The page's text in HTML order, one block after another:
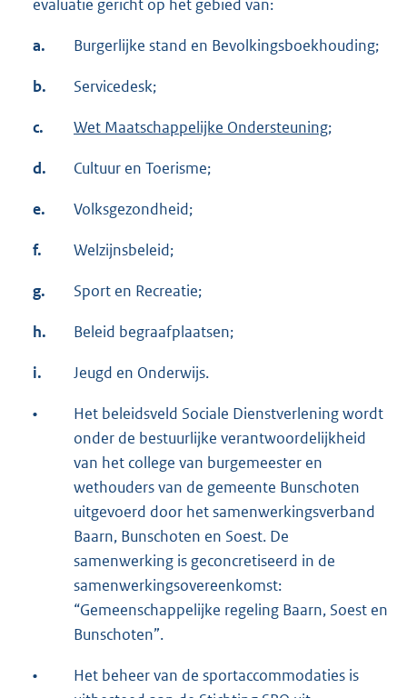
evaluatie gericht op het gebied van:
a. Burgerlijke stand en Bevolkingsboekhouding;
b. Servicedesk;
c. Wet Maatschappelijke Ondersteuning;
d. Cultuur en Toerisme;
e. Volksgezondheid;
f. Welzijnsbeleid;
g. Sport en Recreatie;
h. Beleid begraafplaatsen;
i. Jeugd en Onderwijs.
•
Het beleidsveld Sociale Dienstverlening wordt
onder de bestuurlijke verantwoordelijkheid
van het college van burgemeester en
wethouders van de gemeente Bunschoten
uitgevoerd door het samenwerkingsverband
Baarn, Bunschoten en Soest. De
samenwerking is geconcretiseerd in de
samenwerkingsovereenkomst:
“Gemeenschappelijke regeling Baarn, Soest en
Bunschoten”.
•
Het beheer van de sportaccommodaties is